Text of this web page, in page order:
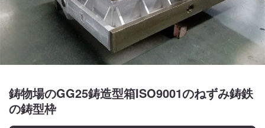
鋳物場のGG25鋳造型箱ISO9001のねずみ鋳鉄
の鋳型枠